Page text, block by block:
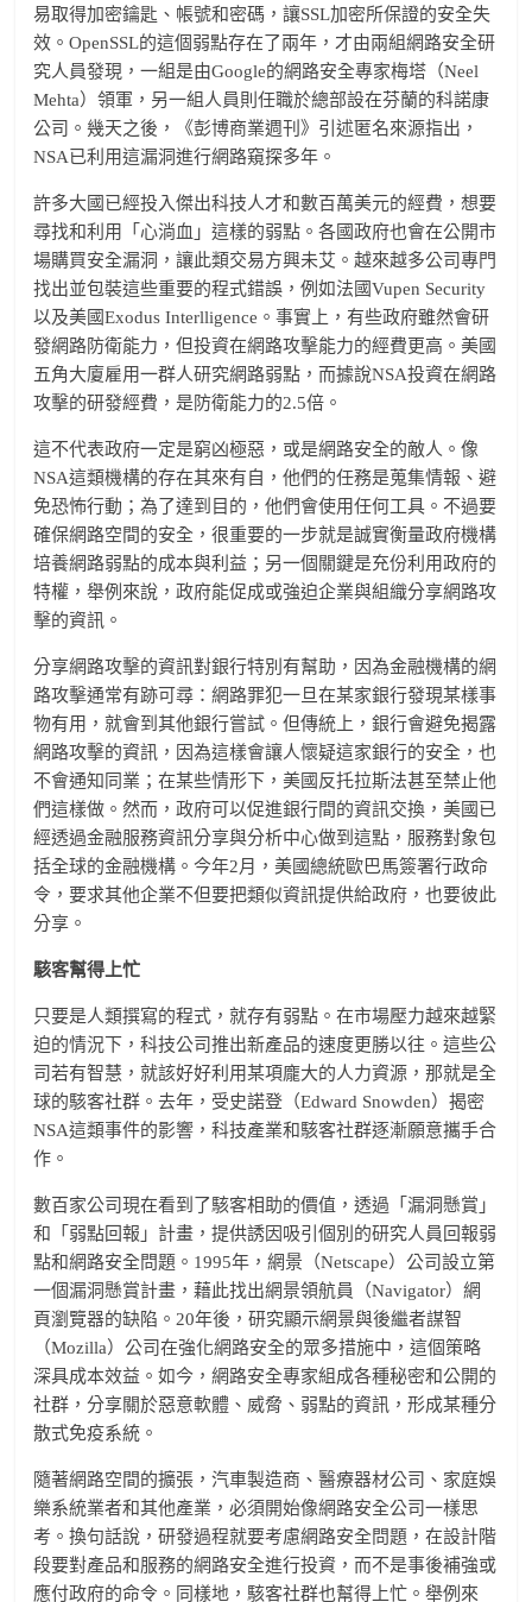
易取得加密鑰匙、帳號和密碼，讓SSL加密所保證的安全失
效。OpenSSL的這個弱點存在了兩年，才由兩組網路安全研
究人員發現，一組是由Google的網路安全專家梅塔（Neel
Mehta）領軍，另一組人員則任職於總部設在芬蘭的科諾康
公司。幾天之後，《彭博商業週刊》引述匿名來源指出，
NSA已利用這漏洞進行網路窺探多年。
許多大國已經投入傑出科技人才和數百萬美元的經費，想要
尋找和利用「心淌血」這樣的弱點。各國政府也會在公開市
場購買安全漏洞，讓此類交易方興未艾。越來越多公司專門
找出並包裝這些重要的程式錯誤，例如法國Vupen Security
以及美國Exodus Interlligence。事實上，有些政府雖然會研
發網路防衛能力，但投資在網路攻擊能力的經費更高。美國
五角大廈雇用一群人研究網路弱點，而據說NSA投資在網路
攻擊的研發經費，是防衛能力的2.5倍。
這不代表政府一定是窮凶極惡，或是網路安全的敵人。像
NSA這類機構的存在其來有自，他們的任務是蒐集情報、避
免恐怖行動；為了達到目的，他們會使用任何工具。不過要
確保網路空間的安全，很重要的一步就是誠實衡量政府機構
培養網路弱點的成本與利益；另一個關鍵是充份利用政府的
特權，舉例來說，政府能促成或強迫企業與組織分享網路攻
擊的資訊。
分享網路攻擊的資訊對銀行特別有幫助，因為金融機構的網
路攻擊通常有跡可尋：網路罪犯一旦在某家銀行發現某樣事
物有用，就會到其他銀行嘗試。但傳統上，銀行會避免揭露
網路攻擊的資訊，因為這樣會讓人懷疑這家銀行的安全，也
不會通知同業；在某些情形下，美國反托拉斯法甚至禁止他
們這樣做。然而，政府可以促進銀行間的資訊交換，美國已
經透過金融服務資訊分享與分析中心做到這點，服務對象包
括全球的金融機構。今年2月，美國總統歐巴馬簽署行政命
令，要求其他企業不但要把類似資訊提供給政府，也要彼此
分享。
駭客幫得上忙
只要是人類撰寫的程式，就存有弱點。在市場壓力越來越緊
迫的情況下，科技公司推出新產品的速度更勝以往。這些公
司若有智慧，就該好好利用某項龐大的人力資源，那就是全
球的駭客社群。去年，受史諾登（Edward Snowden）揭密
NSA這類事件的影響，科技產業和駭客社群逐漸願意攜手合
作。
數百家公司現在看到了駭客相助的價值，透過「漏洞懸賞」
和「弱點回報」計畫，提供誘因吸引個別的研究人員回報弱
點和網路安全問題。1995年，網景（Netscape）公司設立第
一個漏洞懸賞計畫，藉此找出網景領航員（Navigator）網
頁瀏覽器的缺陷。20年後，研究顯示網景與後繼者謀智
（Mozilla）公司在強化網路安全的眾多措施中，這個策略
深具成本效益。如今，網路安全專家組成各種秘密和公開的
社群，分享關於惡意軟體、威脅、弱點的資訊，形成某種分
散式免疫系統。
隨著網路空間的擴張，汽車製造商、醫療器材公司、家庭娛
樂系統業者和其他產業，必須開始像網路安全公司一樣思
考。換句話說，研發過程就要考慮網路安全問題，在設計階
段要對產品和服務的網路安全進行投資，而不是事後補強或
應付政府的命令。同樣地，駭客社群也幫得上忙。舉例來